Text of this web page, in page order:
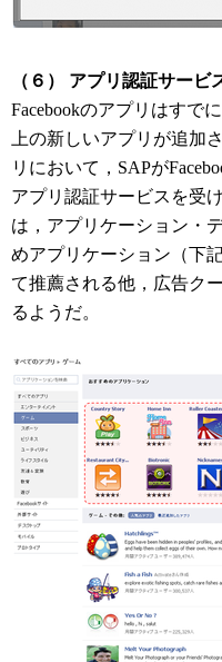
（６） アプリ認証サー
Facebookのアプリはすで
上の新しいアプリが追加
リにおいて，SAPが
アプリ認証サービスを受
は，アプリケーション・
めアプリケーション（下
て推薦される他，広告ク
るようだ。